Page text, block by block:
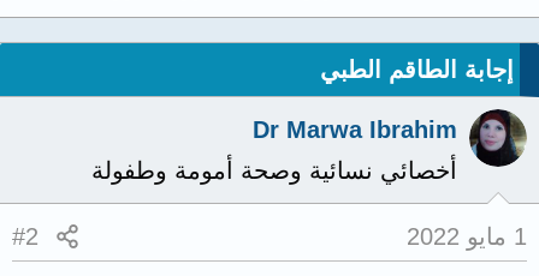
إجابة الطاقم الطبي
Dr Marwa Ibrahim
أخصائي نسائية وصحة أمومة وطفولة
1 مايو 2022 #2